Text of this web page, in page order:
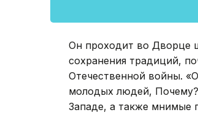
Он проходит во Дворце
сохранения традиций,
Отечественной войны.
молодых людей,
Западе, а также мнимые